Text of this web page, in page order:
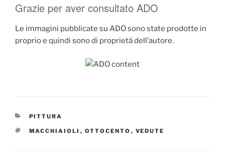
Grazie per aver consultato ADO
Le immagini pubblicate su ADO sono state prodotte in
proprio e quindi sono di proprietà dell’autore.
CATEGORIE
PITTURA
TAG
MACCHIAIOLI , OTTOCENTO , VEDUTE